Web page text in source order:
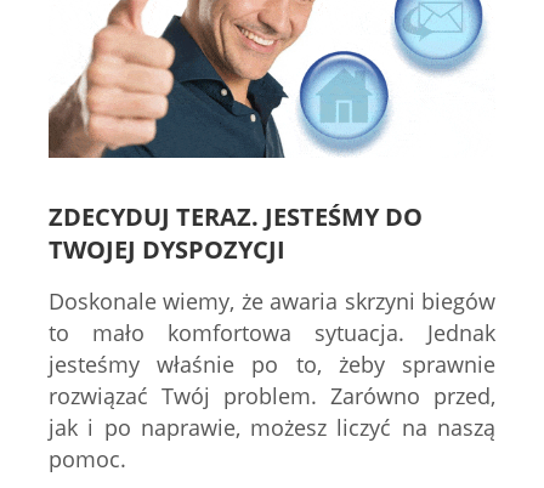
ZDECYDUJ TERAZ. JESTEŚMY DO
TWOJEJ DYSPOZYCJI
Doskonale wiemy, że awaria skrzyni biegów
to mało komfortowa sytuacja. Jednak
jesteśmy właśnie po to, żeby sprawnie
rozwiązać Twój problem. Zarówno przed,
jak i po naprawie, możesz liczyć na naszą
pomoc.